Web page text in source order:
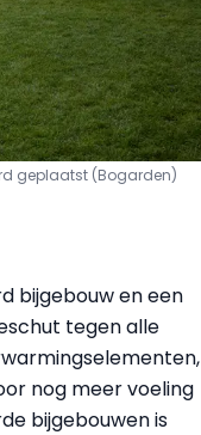
geplaatst (Bogarden)
bijgebouw en een
tegen alle
nog meer voeling
bijgebouwen is